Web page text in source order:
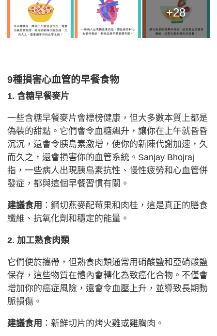
+28
9種損害心血管的早餐食物
1. 含糖早餐麥片
一些含糖早餐麥片會標榜健康，但大多數本質上都是
偽裝的甜點。它們會令血糖飆升，讓你在上午就昏昏
沉沉，還會令胰島素激增，使你的新陳代謝加速，久
而久之，還會損害你的血管系統。Sanjay Bhojraj
指，一些病人出現胰島素抗性、慢性疲勞和心血管併
發症，都與這個早餐習慣有關。
建議食用 ：鋼切燕麥配莓果和肉桂，這是真正的膳食
纖維、抗氧化劑和穩定的能量。
2. 加工熟食肉類
它們便於攜帶，但熟食肉類通常用硝酸鹽和亞硝酸鹽
保存，這些物質在體內會轉化為致癌化合物。不僅會
增加你的癌症風險，還會令血壓上升，並導致長期動
脈損傷。
建議食用 ：新鮮切片的烤火雞或雞胸肉。